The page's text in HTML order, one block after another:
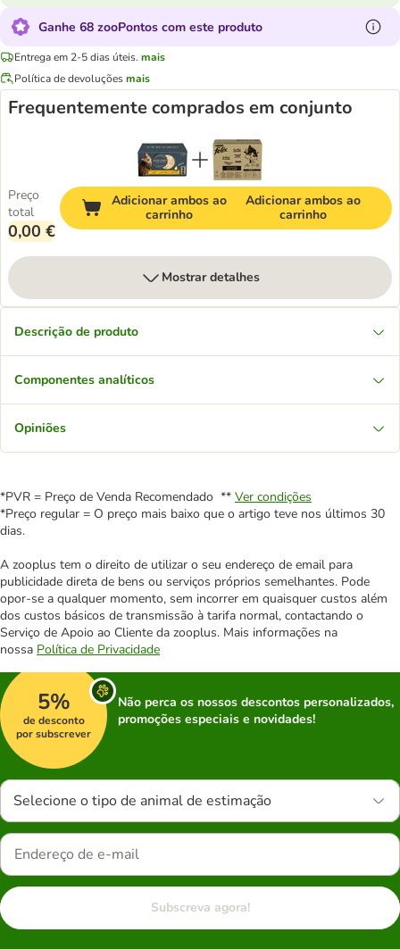
Ganhe 68 zooPontos com este produto
Entrega em 2-5 dias úteis. mais
Política de devoluçõesmais
Frequentemente comprados em conjunto
Preço
total
0,00 €
Adicionar ambos ao
carrinho
Adicionar ambos ao
carrinho
Mostrar detalhes
Descrição de produto
Componentes analíticos
Opiniões
*PVR = Preço de Venda Recomendado ** Ver condições
*Preço regular = O preço mais baixo que o artigo teve nos últimos 30
dias.
A zooplus tem o direito de utilizar o seu endereço de email para
publicidade direta de bens ou serviços próprios semelhantes. Pode
opor-se a qualquer momento, sem incorrer em quaisquer custos além
dos custos básicos de transmissão à tarifa normal, contactando o
Serviço de Apoio ao Cliente da zooplus. Mais informações na
nossa Política de Privacidade
5%
de desconto
por subscrever
Não perca os nossos descontos personalizados,
promoções especiais e novidades!
Selecione o tipo de animal de estimação
Subscreva agora!